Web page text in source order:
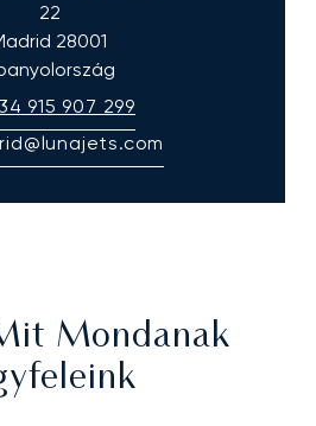
22
28001
915 907 299
Mondanak